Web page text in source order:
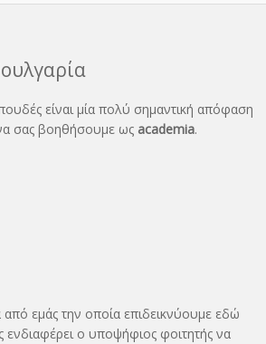
είναι μία πολύ σημαντική απόφαση
σας βοηθήσουμε ως academia.
εμάς την οποία επιδεικνύουμε εδώ
ενδιαφέρει ο υποψήφιος φοιτητής να